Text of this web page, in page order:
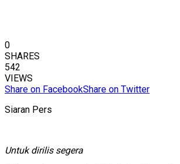
0
SHARES
542
VIEWS
Share on FacebookShare on Twitter
Siaran Pers
Untuk dirilis segera